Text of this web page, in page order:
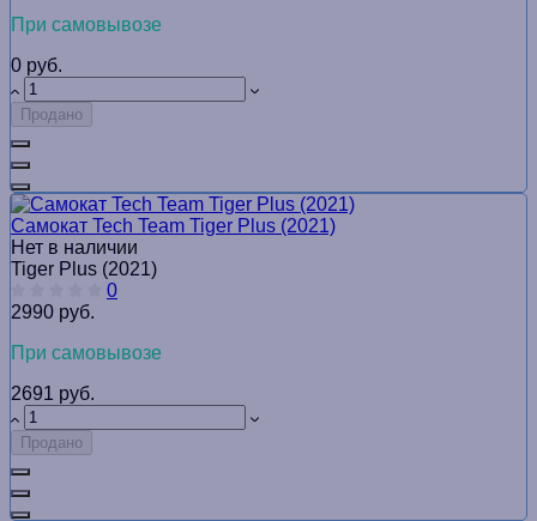
При самовывозе
0 руб.
Продано
Самокат Tech Team Tiger Plus (2021)
Нет в наличии
Tiger Plus (2021)
0
2990 руб.
При самовывозе
2691 руб.
Продано